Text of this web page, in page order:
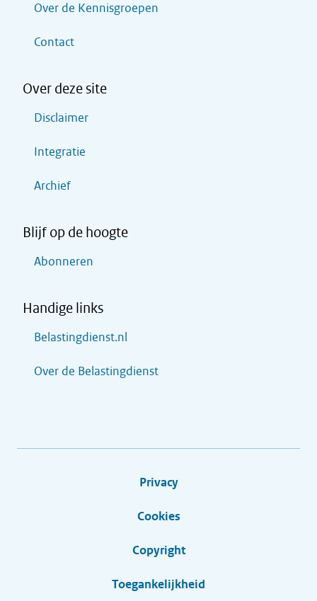
Over de Kennisgroepen
Contact
Over deze site
Disclaimer
Integratie
Archief
Blijf op de hoogte
Abonneren
Handige links
Belastingdienst.nl
Over de Belastingdienst
Privacy
Cookies
Copyright
Toegankelijkheid